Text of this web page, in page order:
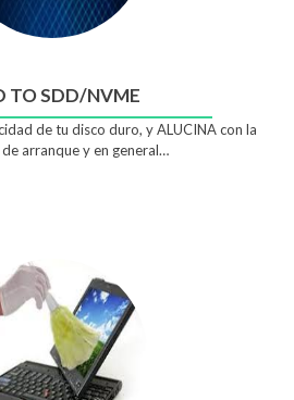
TO SDD/NVME
de tu disco duro, y ALUCINA con la
arranque y en general…